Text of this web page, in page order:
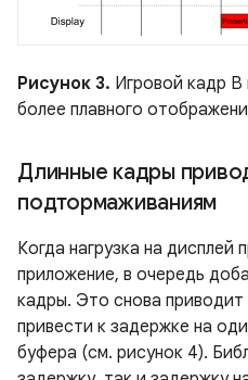
Рисунок 3. Игровой кадр
более плавного
Длинные кадры
подтормаживаниям
Когда нагрузка на дисплей
приложение, в очередь
кадры. Это снова
привести к задержке на
буфера (см. рисунок 4).